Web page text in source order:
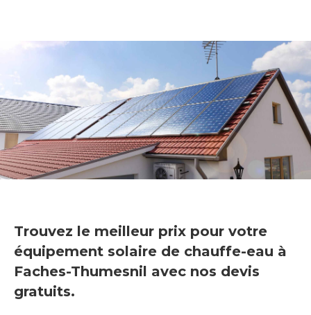
Trouvez le meilleur prix pour votre
équipement solaire de chauffe-eau à
Faches-Thumesnil avec nos devis
gratuits.